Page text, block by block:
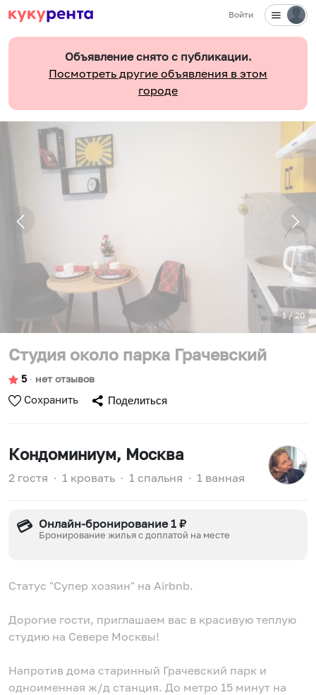
Войти
Объявление снято с публикации.
Посмотреть другие объявления в этом
городе
1/20
Студия около парка Грачевский
5 ∙ нет отзывов
Сохранить Поделиться
Кондоминиум, Москва
2 гостя ∙ 1 кровать ∙ 1 спальня ∙ 1 ванная
💳 Онлайн-бронирование 1 ₽
Бронирование жилья с доплатой на месте
Статус "Супер хозяин" на Airbnb.
Дорогие гости, приглашаем вас в красивую теплую
студию на Севере Москвы!
Напротив дома старинный Грачевский парк и
одноименная ж/д станция. До метро 15 минут на